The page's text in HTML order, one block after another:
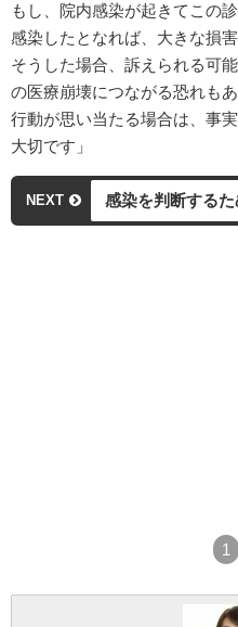
もし、院内感染が起きてこの
感染したとなれば、大きな損
そうした場合、訴えられる可
の医療崩壊につながる恐れも
行動が思い当たる場合は、事
大切です」
NEXT 感染を判断するた
1